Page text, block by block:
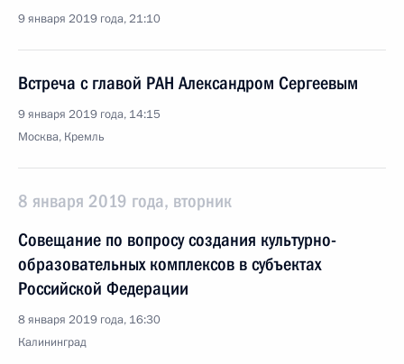
9 января 2019 года, 21:10
Встреча с главой РАН Александром Сергеевым
9 января 2019 года, 14:15
Москва, Кремль
8 января 2019 года, вторник
Совещание по вопросу создания культурно-
образовательных комплексов в субъектах
Российской Федерации
8 января 2019 года, 16:30
Калининград